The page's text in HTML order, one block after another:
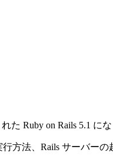
Ruby on Rails 5.1 にな
方法、Rails サーバー